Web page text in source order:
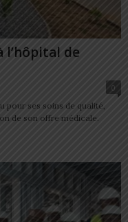
l’hôpital de
0
ses soins de qualité,
de son offre médicale.